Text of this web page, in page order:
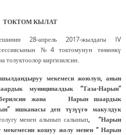
ТОКТОМ КЫЛАТ
28-апрель 2017-жылдагы IV
№4 токтомунун төмөнкү
толуктоолор киргизилсин.
мекемеси жоюлуп, анын
муниципалдык “Таза-Нарын”
берилсин жана Нарын шаардык
ишканасы деп түзүүгө макулдук
менен алынып салынып, “Нарын
кошуу жолу менен “ Нарын